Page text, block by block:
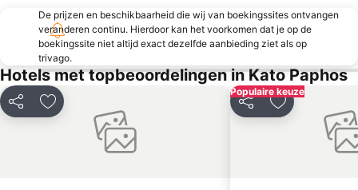
De prijzen en beschikbaarheid die wij van boekingssites ontvangen
veranderen continu. Hierdoor kan het voorkomen dat je op de
boekingssite niet altijd exact dezelfde aanbieding ziet als op
trivago.
Hotels met topbeoordelingen in Kato Paphos
Delen Toevoegen aan favorieten
Populaire keuze
Delen Toevoegen